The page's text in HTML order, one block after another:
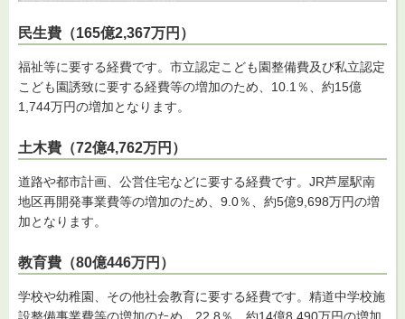
民生費（165億2,367万円）
福祉等に要する経費です。市立認定こども園整備費及び私立認定
こども園誘致に要する経費等の増加のため、10.1％、約15億
1,744万円の増加となります。
土木費（72億4,762万円）
道路や都市計画、公営住宅などに要する経費です。JR芦屋駅南
地区再開発事業費等の増加のため、9.0％、約5億9,698万円の増
加となります。
教育費（80億446万円）
学校や幼稚園、その他社会教育に要する経費です。精道中学校施
設整備事業費等の増加のため、22.8％、約14億8,490万円の増加